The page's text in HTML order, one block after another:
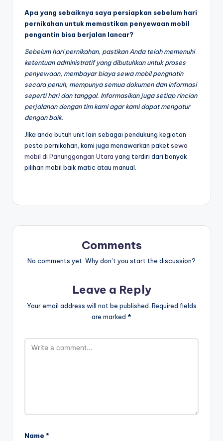
Apa yang sebaiknya saya persiapkan sebelum hari
pernikahan untuk memastikan penyewaan mobil
pengantin bisa berjalan lancar?
Sebelum hari pernikahan, pastikan Anda telah memenuhi
ketentuan administratif yang dibutuhkan untuk proses
penyewaan, membayar biaya sewa mobil pengnatin
secara penuh, mempunya semua dokumen dan informasi
seperti hari dan tanggal. Informasikan juga setiap rincian
perjalanan dengan tim kami agar kami dapat mengatur
dengan baik.
JIka anda butuh unit lain sebagai pendukung kegiatan
pesta pernikahan, kami juga menawarkan paket sewa
mobil di Panunggangan Utara yang terdiri dari banyak
pilihan mobil baik matic atau manual.
Comments
No comments yet. Why don’t you start the discussion?
Leave a Reply
Your email address will not be published. Required fields
are marked *
Name *